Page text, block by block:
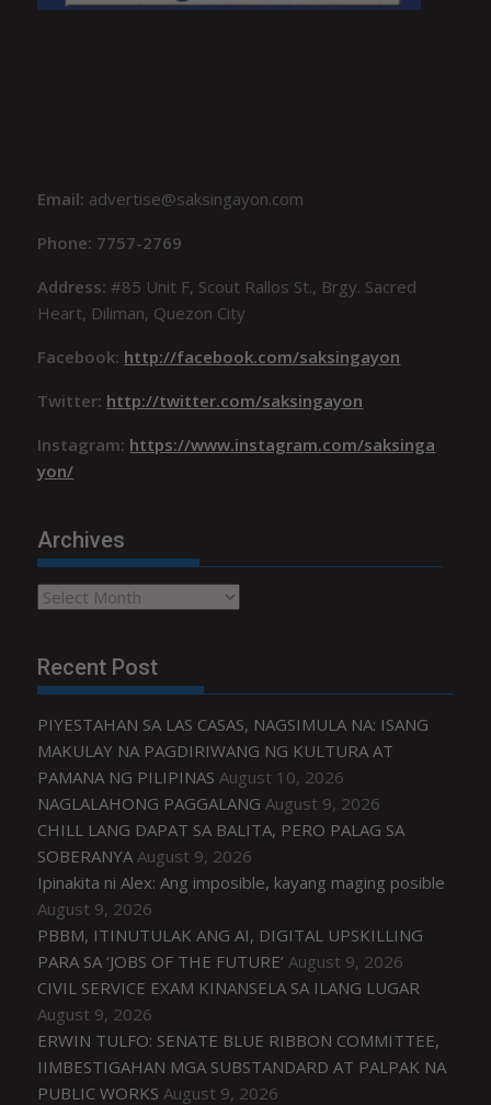
Email: advertise@saksingayon.com
Phone: 7757-2769
Address:#85 Unit F, Scout Rallos St., Brgy. Sacred
Heart, Diliman, Quezon City
Facebook: http://facebook.com/saksingayon
Twitter: http://twitter.com/saksingayon
Instagram: https://www.instagram.com/saksinga
yon/
Archives
Archives
Recent Post
PIYESTAHAN SA LAS CASAS, NAGSIMULA NA: ISANG
MAKULAY NA PAGDIRIWANG NG KULTURA AT
PAMANA NG PILIPINAS August 10, 2026
NAGLALAHONG PAGGALANG August 9, 2026
CHILL LANG DAPAT SA BALITA, PERO PALAG SA
SOBERANYA August 9, 2026
Ipinakita ni Alex: Ang imposible, kayang maging posible
August 9, 2026
PBBM, ITINUTULAK ANG AI, DIGITAL UPSKILLING
PARA SA ‘JOBS OF THE FUTURE’ August 9, 2026
CIVIL SERVICE EXAM KINANSELA SA ILANG LUGAR
August 9, 2026
ERWIN TULFO: SENATE BLUE RIBBON COMMITTEE,
IIMBESTIGAHAN MGA SUBSTANDARD AT PALPAK NA
PUBLIC WORKS August 9, 2026